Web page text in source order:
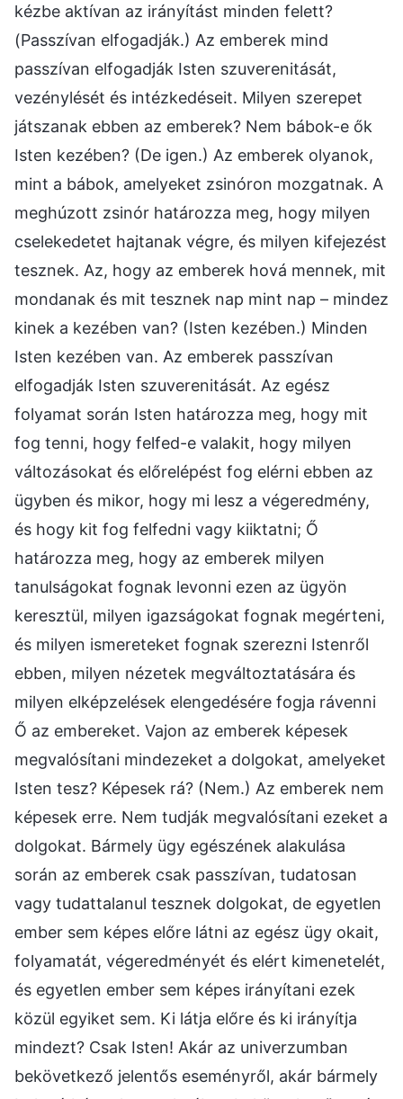
kézbe aktívan az irányítást minden felett?
(Passzívan elfogadják.) Az emberek mind
passzívan elfogadják Isten szuverenitását,
vezénylését és intézkedéseit. Milyen szerepet
játszanak ebben az emberek? Nem bábok-e ők
Isten kezében? (De igen.) Az emberek olyanok,
mint a bábok, amelyeket zsinóron mozgatnak. A
meghúzott zsinór határozza meg, hogy milyen
cselekedetet hajtanak végre, és milyen kifejezést
tesznek. Az, hogy az emberek hová mennek, mit
mondanak és mit tesznek nap mint nap – mindez
kinek a kezében van? (Isten kezében.) Minden
Isten kezében van. Az emberek passzívan
elfogadják Isten szuverenitását. Az egész
folyamat során Isten határozza meg, hogy mit
fog tenni, hogy felfed-e valakit, hogy milyen
változásokat és előrelépést fog elérni ebben az
ügyben és mikor, hogy mi lesz a végeredmény,
és hogy kit fog felfedni vagy kiiktatni; Ő
határozza meg, hogy az emberek milyen
tanulságokat fognak levonni ezen az ügyön
keresztül, milyen igazságokat fognak megérteni,
és milyen ismereteket fognak szerezni Istenről
ebben, milyen nézetek megváltoztatására és
milyen elképzelések elengedésére fogja rávenni
Ő az embereket. Vajon az emberek képesek
megvalósítani mindezeket a dolgokat, amelyeket
Isten tesz? Képesek rá? (Nem.) Az emberek nem
képesek erre. Nem tudják megvalósítani ezeket a
dolgokat. Bármely ügy egészének alakulása
során az emberek csak passzívan, tudatosan
vagy tudattalanul tesznek dolgokat, de egyetlen
ember sem képes előre látni az egész ügy okait,
folyamatát, végeredményét és elért kimenetelét,
és egyetlen ember sem képes irányítani ezek
közül egyiket sem. Ki látja előre és ki irányítja
mindezt? Csak Isten! Akár az univerzumban
bekövetkező jelentős eseményről, akár bármely